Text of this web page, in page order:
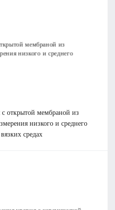
низкого и среднего
средах